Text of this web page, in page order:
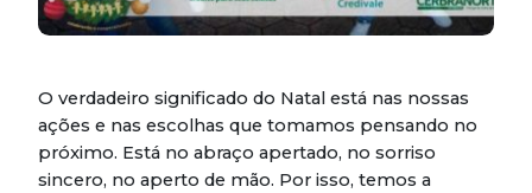
O verdadeiro significado do Natal está nas nossas
ações e nas escolhas que tomamos pensando no
próximo. Está no abraço apertado, no sorriso
sincero, no aperto de mão. Por isso, temos a